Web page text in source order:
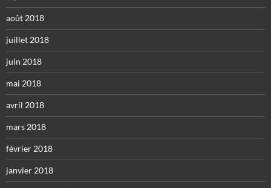
août 2018
juillet 2018
juin 2018
mai 2018
avril 2018
mars 2018
février 2018
janvier 2018